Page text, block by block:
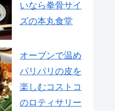
いなら拳骨サイ
ズの本丸食堂
オーブンで温め
パリパリの皮を
楽しむコストコ
のロティサリー